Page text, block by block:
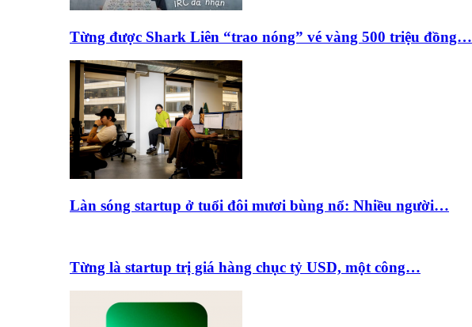
Từng được Shark Liên “trao nóng” vé vàng 500 triệu đồng…
Làn sóng startup ở tuổi đôi mươi bùng nổ: Nhiều người…
Từng là startup trị giá hàng chục tỷ USD, một công…